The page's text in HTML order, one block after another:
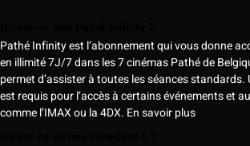
Pathé Infinity est l’abonnement qui vous donne
en illimité 7J/7 dans les 7 cinémas Pathé de
permet d’assister à toutes les séances
est requis pour l’accès à certains événements et
comme l’IMAX ou la 4DX. En savoir plus